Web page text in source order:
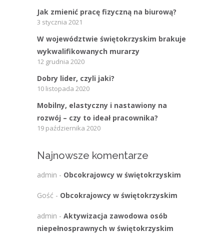
Jak zmienić pracę fizyczną na biurową?
3 stycznia 2021
W województwie świętokrzyskim brakuje
wykwalifikowanych murarzy
12 grudnia 2020
Dobry lider, czyli jaki?
10 listopada 2020
Mobilny, elastyczny i nastawiony na
rozwój – czy to ideał pracownika?
19 października 2020
Najnowsze komentarze
admin - Obcokrajowcy w świętokrzyskim
Gość - Obcokrajowcy w świętokrzyskim
admin - Aktywizacja zawodowa osób
niepełnosprawnych w świętokrzyskim